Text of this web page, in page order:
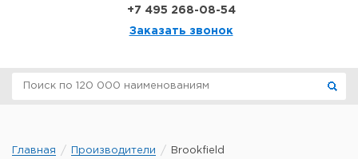
+7 495 268-08-54
Заказать звонок
Главная Производители Brookfield